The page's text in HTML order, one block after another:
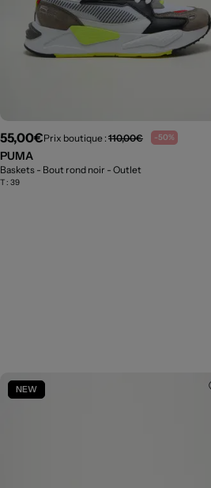
55,00€Prix boutique : 110,00€ -50%
PUMA
Baskets - Bout rond noir - Outlet
T : 39
NEW